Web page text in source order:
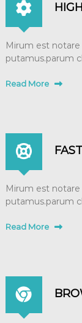
Mirum est
putamus.parum
Read More
Mirum est
putamus.parum
Read More